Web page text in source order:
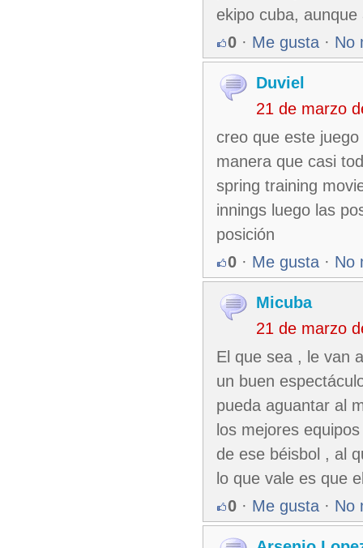
ekipo cuba,
0 · Me gusta · No
Duviel
21 de marzo
creo que este
manera que casi
spring training
innings luego las
posición
0 · Me gusta · No
Micuba
21 de marzo
El que sea , le van
un buen
pueda aguantar al
los mejores
de ese béisbol , al
lo que vale es que
0 · Me gusta · No